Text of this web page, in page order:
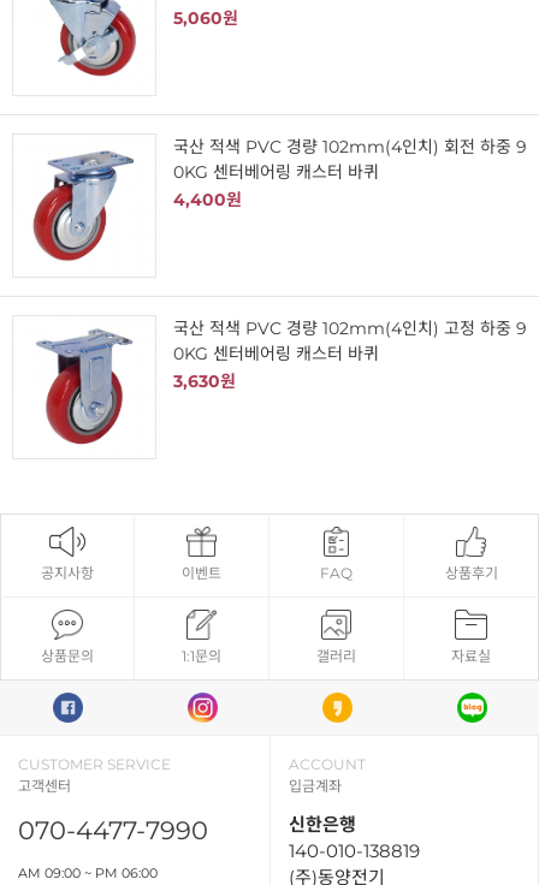
5,060원
국산 적색 PVC 경량 102mm(4인치) 회전 하중 9
0KG 센터베어링 캐스터 바퀴
4,400원
국산 적색 PVC 경량 102mm(4인치) 고정 하중 9
0KG 센터베어링 캐스터 바퀴
3,630원
공지사항 이벤트 FAQ 상품후기
상품문의 1:1문의 갤러리 자료실
CUSTOMER SERVICE
고객센터
070-4477-7990
AM 09:00 ~ PM 06:00
ACCOUNT
입금계좌
신한은행
140-010-138819
(주)동양전기